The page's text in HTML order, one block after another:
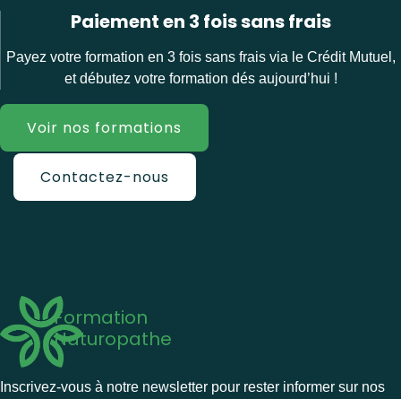
Paiement en 3 fois sans frais
Payez votre formation en 3 fois sans frais via le Crédit Mutuel,
et débutez votre formation dés aujourd’hui !
Voir nos formations
Contactez-nous
Formation
Naturopathe
Inscrivez-vous à notre newsletter pour rester informer sur nos